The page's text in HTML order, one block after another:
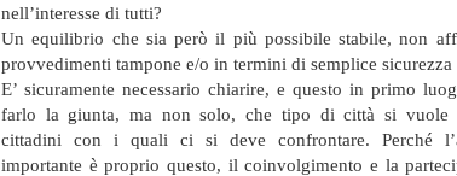
nell’interesse di tutti?
Un equilibrio che sia però il più possibile stabile, non
provvedimenti tampone e/o in termini di semplice sicurezza
E’ sicuramente necessario chiarire, e questo in primo
farlo la giunta, ma non solo, che tipo di città si vuole
cittadini con i quali ci si deve confrontare. Perché
importante è proprio questo, il coinvolgimento e la